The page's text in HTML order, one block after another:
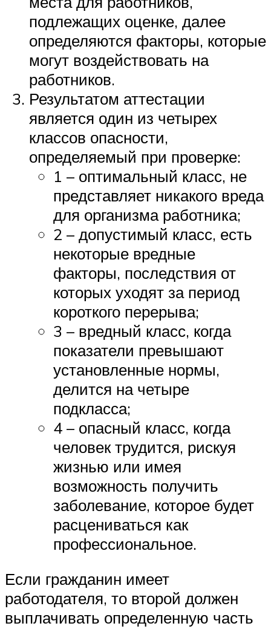
подлежащих оценке, далее
определяются факторы, которые
могут воздействовать на
работников.
Результатом аттестации
является один из четырех
классов опасности,
определяемый при проверке:
1 – оптимальный класс, не
представляет никакого вреда
для организма работника;
2 – допустимый класс, есть
некоторые вредные
факторы, последствия от
которых уходят за период
короткого перерыва;
3 – вредный класс, когда
показатели превышают
установленные нормы,
делится на четыре
подкласса;
4 – опасный класс, когда
человек трудится, рискуя
жизнью или имея
возможность получить
заболевание, которое будет
расцениваться как
профессиональное.
Если гражданин имеет
работодателя, то второй должен
выплачивать определенную часть